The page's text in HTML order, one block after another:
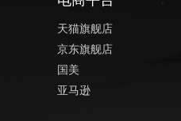
天猫旗舰店
京东旗舰店
国美
亚马逊